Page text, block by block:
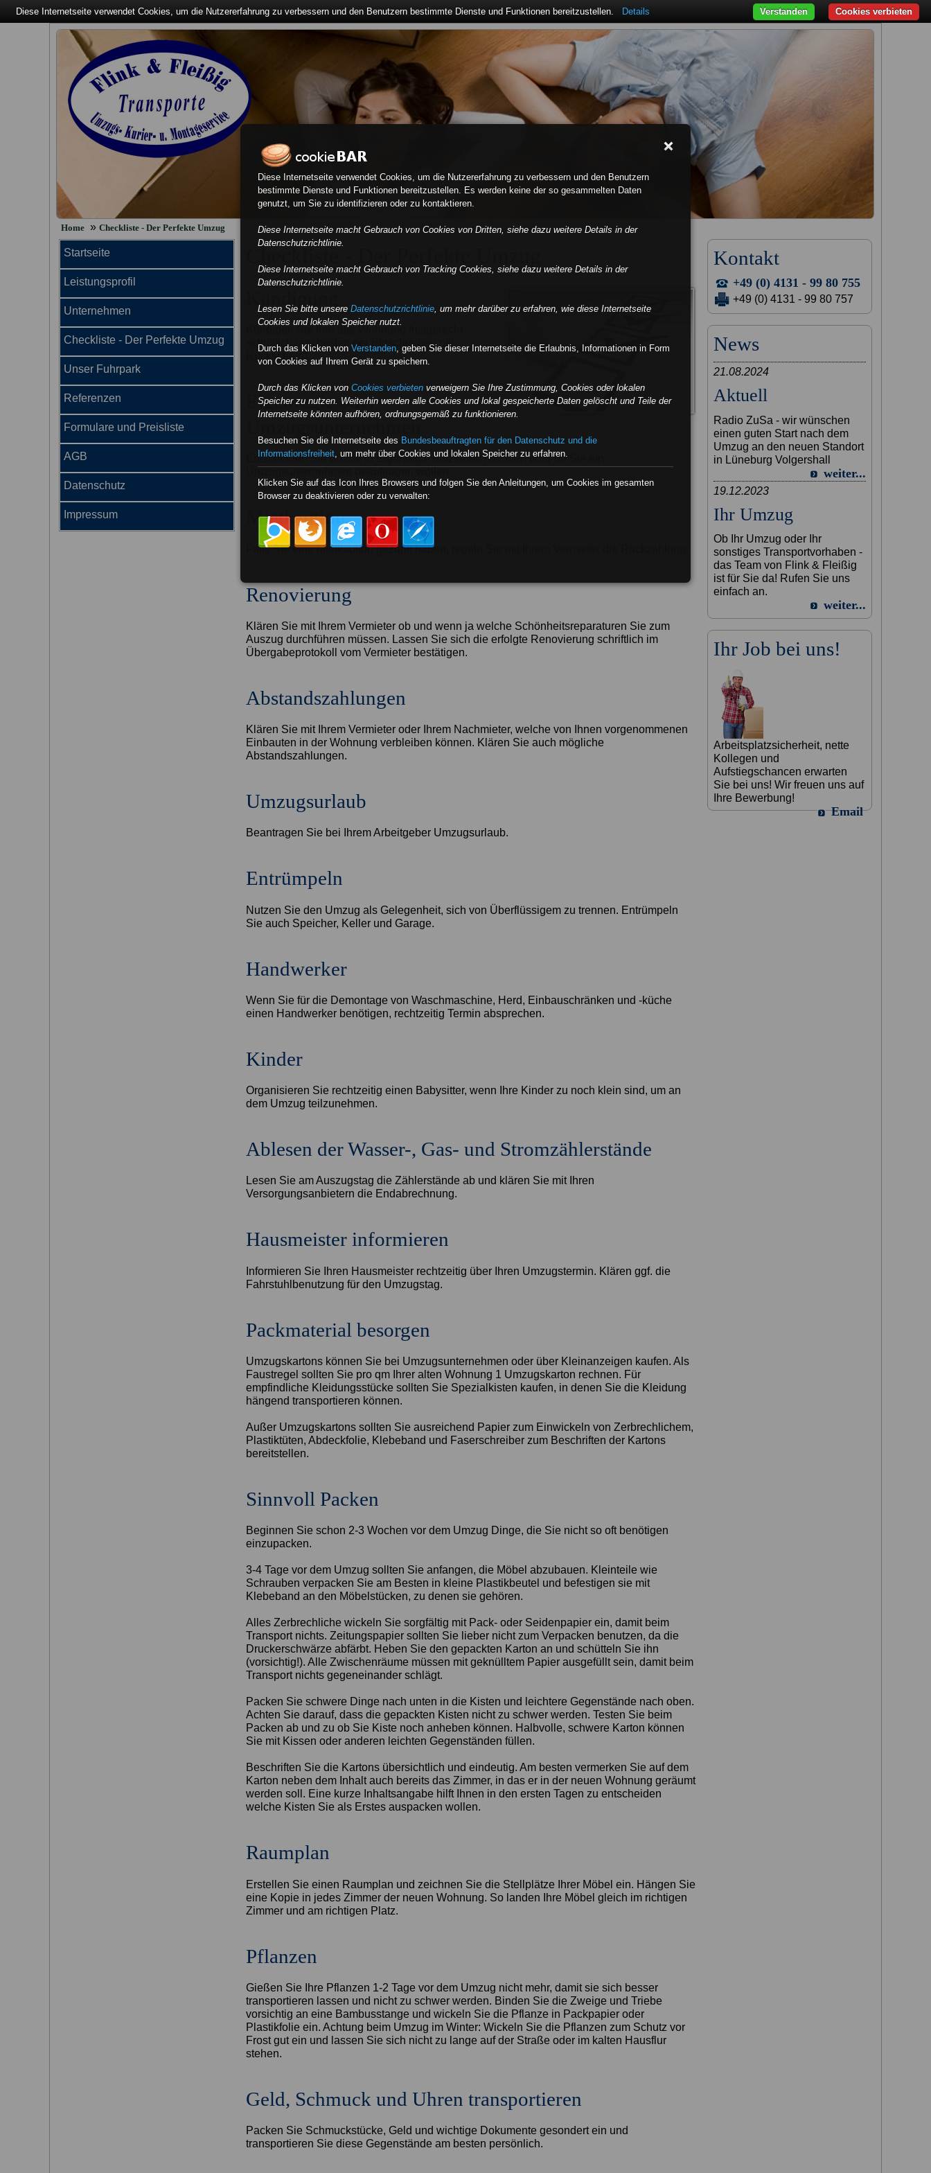
Home » Checkliste - Der Perfekte Umzug
Startseite
Leistungsprofil
Unternehmen
Checkliste - Der Perfekte Umzug
Unser Fuhrpark
Referenzen
Formulare und Preisliste
AGB
Datenschutz
Impressum
Kündigen Sie Ihre alte Wohnung fristgerecht
schriftlich (am besten per Einschreiben mit
Rückschein).
Eigenregie oder
Umzugsunternehmen
Entscheiden Sie ob Sie in Eigenregie umziehen möchten oder ob Sie ein
Mietkaution
Falls Sie eine Mietkaution gezahlt haben, regeln Sie mit Ihrem Vermieter die Rückzahlung.
Renovierung
Klären Sie mit Ihrem Vermieter ob und wenn ja welche Schönheitsreparaturen Sie zum
Auszug durchführen müssen. Lassen Sie sich die erfolgte Renovierung schriftlich im
Übergabeprotokoll vom Vermieter bestätigen.
Abstandszahlungen
Klären Sie mit Ihrem Vermieter oder Ihrem Nachmieter, welche von Ihnen vorgenommenen
Einbauten in der Wohnung verbleiben können. Klären Sie auch mögliche
Abstandszahlungen.
Umzugsurlaub
Beantragen Sie bei Ihrem Arbeitgeber Umzugsurlaub.
Entrümpeln
Nutzen Sie den Umzug als Gelegenheit, sich von Überflüssigem zu trennen. Entrümpeln
Sie auch Speicher, Keller und Garage.
Handwerker
Wenn Sie für die Demontage von Waschmaschine, Herd, Einbauschränken und -küche
einen Handwerker benötigen, rechtzeitig Termin absprechen.
Kinder
Organisieren Sie rechtzeitig einen Babysitter, wenn Ihre Kinder zu noch klein sind, um an
dem Umzug teilzunehmen.
Ablesen der Wasser-, Gas- und Stromzählerstände
Lesen Sie am Auszugstag die Zählerstände ab und klären Sie mit Ihren
Versorgungsanbietern die Endabrechnung.
Hausmeister informieren
Informieren Sie Ihren Hausmeister rechtzeitig über Ihren Umzugstermin. Klären ggf. die
Fahrstuhlbenutzung für den Umzugstag.
Packmaterial besorgen
Umzugskartons können Sie bei Umzugsunternehmen oder über Kleinanzeigen kaufen. Als
Faustregel sollten Sie pro qm Ihrer alten Wohnung 1 Umzugskarton rechnen. Für
empfindliche Kleidungsstücke sollten Sie Spezialkisten kaufen, in denen Sie die Kleidung
hängend transportieren können.
Außer Umzugskartons sollten Sie ausreichend Papier zum Einwickeln von Zerbrechlichem,
Plastiktüten, Abdeckfolie, Klebeband und Faserschreiber zum Beschriften der Kartons
bereitstellen.
Sinnvoll Packen
Beginnen Sie schon 2-3 Wochen vor dem Umzug Dinge, die Sie nicht so oft benötigen
einzupacken.
3-4 Tage vor dem Umzug sollten Sie anfangen, die Möbel abzubauen. Kleinteile wie
Schrauben verpacken Sie am Besten in kleine Plastikbeutel und befestigen sie mit
Klebeband an den Möbelstücken, zu denen sie gehören.
Alles Zerbrechliche wickeln Sie sorgfältig mit Pack- oder Seidenpapier ein, damit beim
Transport nichts. Zeitungspapier sollten Sie lieber nicht zum Verpacken benutzen, da die
Druckerschwärze abfärbt. Heben Sie den gepackten Karton an und schütteln Sie ihn
(vorsichtig!). Alle Zwischenräume müssen mit geknülltem Papier ausgefüllt sein, damit beim
Transport nichts gegeneinander schlägt.
Packen Sie schwere Dinge nach unten in die Kisten und leichtere Gegenstände nach oben.
Achten Sie darauf, dass die gepackten Kisten nicht zu schwer werden. Testen Sie beim
Packen ab und zu ob Sie Kiste noch anheben können. Halbvolle, schwere Karton können
Sie mit Kissen oder anderen leichten Gegenständen füllen.
Beschriften Sie die Kartons übersichtlich und eindeutig. Am besten vermerken Sie auf dem
Karton neben dem Inhalt auch bereits das Zimmer, in das er in der neuen Wohnung geräumt
werden soll. Eine kurze Inhaltsangabe hilft Ihnen in den ersten Tagen zu entscheiden
welche Kisten Sie als Erstes auspacken wollen.
Raumplan
Erstellen Sie einen Raumplan und zeichnen Sie die Stellplätze Ihrer Möbel ein. Hängen Sie
eine Kopie in jedes Zimmer der neuen Wohnung. So landen Ihre Möbel gleich im richtigen
Zimmer und am richtigen Platz.
Pflanzen
Gießen Sie Ihre Pflanzen 1-2 Tage vor dem Umzug nicht mehr, damit sie sich besser
transportieren lassen und nicht zu schwer werden. Binden Sie die Zweige und Triebe
vorsichtig an eine Bambusstange und wickeln Sie die Pflanze in Packpapier oder
Plastikfolie ein. Achtung beim Umzug im Winter: Wickeln Sie die Pflanzen zum Schutz vor
Frost gut ein und lassen Sie sich nicht zu lange auf der Straße oder im kalten Hausflur
stehen.
Geld, Schmuck und Uhren transportieren
Packen Sie Schmuckstücke, Geld und wichtige Dokumente gesondert ein und
transportieren Sie diese Gegenstände am besten persönlich.
Kontakt
+49 (0) 4131 - 99 80 755
+49 (0) 4131 - 99 80 757
News
21.08.2024
Aktuell
Radio ZuSa - wir wünschen
einen guten Start nach dem
Umzug an den neuen Standort
in Lüneburg Volgershall
weiter...
19.12.2023
Ihr Umzug
Ob Ihr Umzug oder Ihr
sonstiges Transportvorhaben -
das Team von Flink & Fleißig
ist für Sie da! Rufen Sie uns
einfach an.
weiter...
Ihr Job bei uns!
Arbeitsplatzsicherheit, nette
Kollegen und
Aufstiegschancen erwarten
Sie bei uns! Wir freuen uns auf
Ihre Bewerbung!
Email
Diese Internetseite verwendet Cookies, um die Nutzererfahrung zu verbessern und den Benutzern
bestimmte Dienste und Funktionen bereitzustellen. Es werden keine der so gesammelten Daten
genutzt, um Sie zu identifizieren oder zu kontaktieren.
Diese Internetseite macht Gebrauch von Cookies von Dritten, siehe dazu weitere Details in der
Datenschutzrichtlinie.
Diese Internetseite macht Gebrauch von Tracking Cookies, siehe dazu weitere Details in der
Datenschutzrichtlinie.
Lesen Sie bitte unsere Datenschutzrichtlinie , um mehr darüber zu erfahren, wie diese Internetseite
Cookies und lokalen Speicher nutzt.
Durch das Klicken von Verstanden geben Sie dieser Internetseite die Erlaubnis, Informationen in Form
von Cookies auf Ihrem Gerät zu speichern.
Durch das Klicken von Cookies verbieten verweigern Sie Ihre Zustimmung, Cookies oder lokalen
Speicher zu nutzen. Weiterhin werden alle Cookies und lokal gespeicherte Daten gelöscht und Teile der
Internetseite könnten aufhören, ordnungsgemäß zu funktionieren.
Besuchen Sie die Internetseite des Bundesbeauftragten für den Datenschutz und die
Informationsfreiheit , um mehr über Cookies und lokalen Speicher zu erfahren.
Klicken Sie auf das Icon Ihres Browsers und folgen Sie den Anleitungen, um Cookies im gesamten
Browser zu deaktivieren oder zu verwalten:
Diese Internetseite verwendet Cookies, um die Nutzererfahrung zu verbessern und den Benutzern bestimmte Dienste und Funktionen bereitzustellen. Details Cookies verbieten
Verstanden